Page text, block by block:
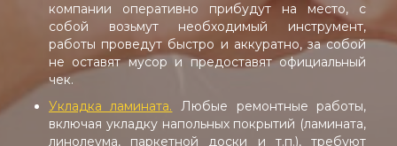
компании оперативно прибудут на место, с
собой возьмут необходимый инструмент,
работы проведут быстро и аккуратно, за собой
не оставят мусор и предоставят официальный
чек.
Укладка ламината. Любые ремонтные работы,
включая укладку напольных покрытий (ламината,
линолеума, паркетной доски и т.п.), требуют